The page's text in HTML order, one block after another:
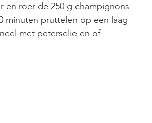
roer de 250 g champignons
minuten pruttelen op een laag
met peterselie en of